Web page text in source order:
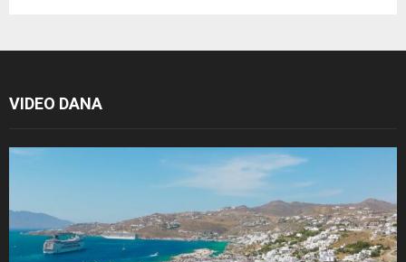
VIDEO DANA